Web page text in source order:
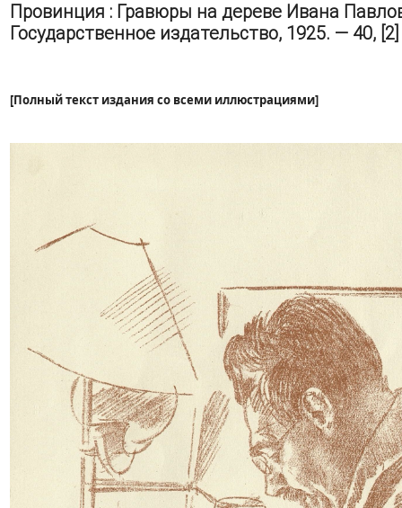
Провинция : Гравюры на дереве Ивана
Государственное издательство, 1925. — 40,
[Полный текст издания со всеми иллюстрациями]